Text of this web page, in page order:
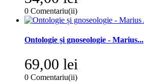
0 Comentariu(ii)
Ontologie și gnoseologie - Marius...
69,00 lei
0 Comentariu(ii)